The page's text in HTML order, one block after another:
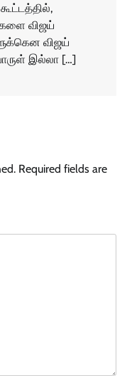
விஜய்
விஜய்
இல்லா […]
Required fields are